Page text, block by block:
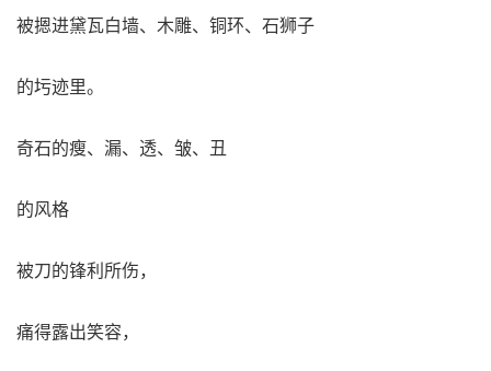
被摁进黛瓦白墙、木雕、铜环、石狮子
的圬迹里。
奇石的瘦、漏、透、皱、丑
的风格
被刀的锋利所伤，
痛得露出笑容，